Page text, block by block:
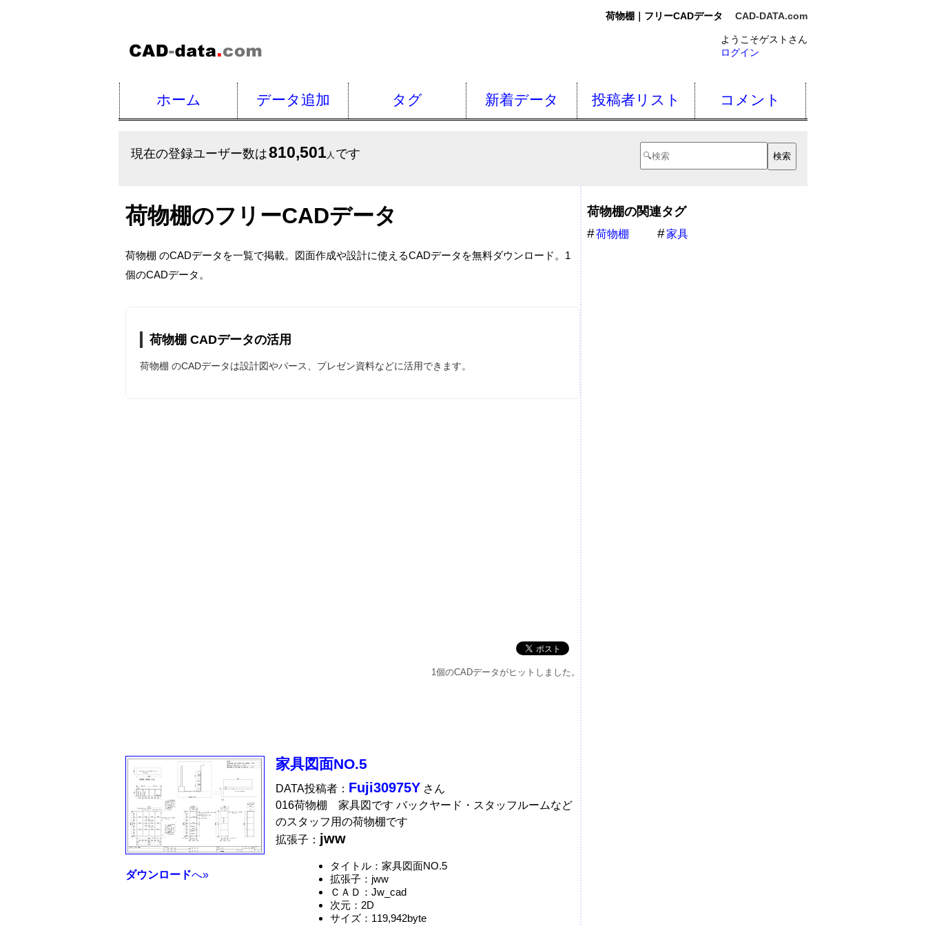
荷物棚｜フリーCADデータ CAD-DATA.com
ようこそゲストさん
ログイン
ホーム データ追加 タグ 新着データ 投稿者リスト コメント
現在の登録ユーザー数は810,501人 です
荷物棚のフリーCADデータ
荷物棚 のCADデータを一覧で掲載。図面作成や設計に使えるCADデータを無料ダウンロード。1
個のCADデータ。
荷物棚 CADデータの活用
荷物棚 のCADデータは設計図やパース、プレゼン資料などに活用できます。
1個のCADデータがヒットしました。
ダウンロードへ»
家具図面NO.5
DATA投稿者： Fuji30975Y さん
016荷物棚 家具図です バックヤード・スタッフルームなど
のスタッフ用の荷物棚です
拡張子： jww
タイトル：家具図面NO.5
拡張子：jww
ＣＡＤ：Jw_cad
次元：2D
サイズ：119,942byte
荷物棚の関連タグ
荷物棚 家具